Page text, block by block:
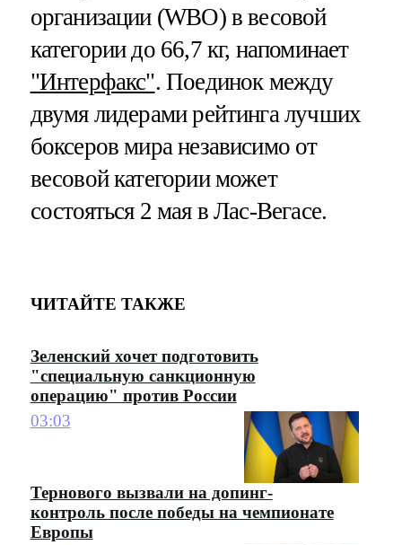
организации (WBO) в весовой
категории до 66,7 кг, напоминает
"Интерфакс". Поединок между
двумя лидерами рейтинга лучших
боксеров мира независимо от
весовой категории может
состояться 2 мая в Лас-Вегасе.
ЧИТАЙТЕ ТАКЖЕ
Зеленский хочет подготовить
"специальную санкционную
операцию" против России
03:03
Тернового вызвали на допинг-
контроль после победы на чемпионате
Европы